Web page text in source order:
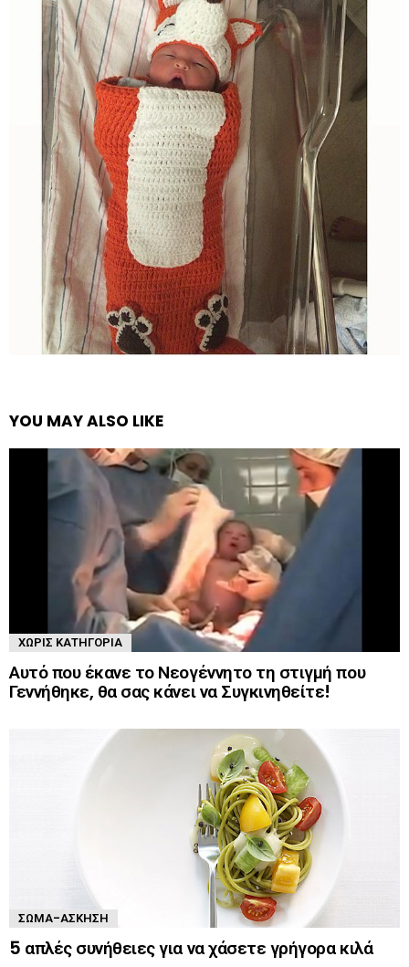
YOU MAY ALSO LIKE
ΧΩΡΊΣ ΚΑΤΗΓΟΡΊΑ
Αυτό που έκανε το Νεογέννητο τη στιγμή που
Γεννήθηκε, θα σας κάνει να Συγκινηθείτε!
ΣΏΜΑ-ΆΣΚΗΣΗ
5 απλές συνήθειες για να χάσετε γρήγορα κιλά